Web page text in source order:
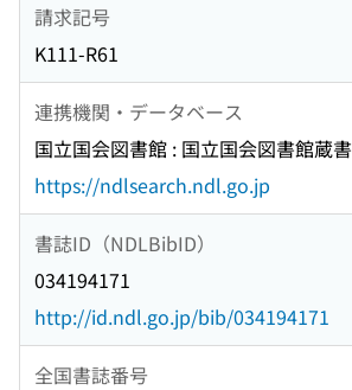
請求記号
K111-R61
連携機関・データベース
国立国会図書館 : 国立国会図書館蔵書
https://ndlsearch.ndl.go.jp
書誌ID（NDLBibID）
034194171
http://id.ndl.go.jp/bib/034194171
全国書誌番号